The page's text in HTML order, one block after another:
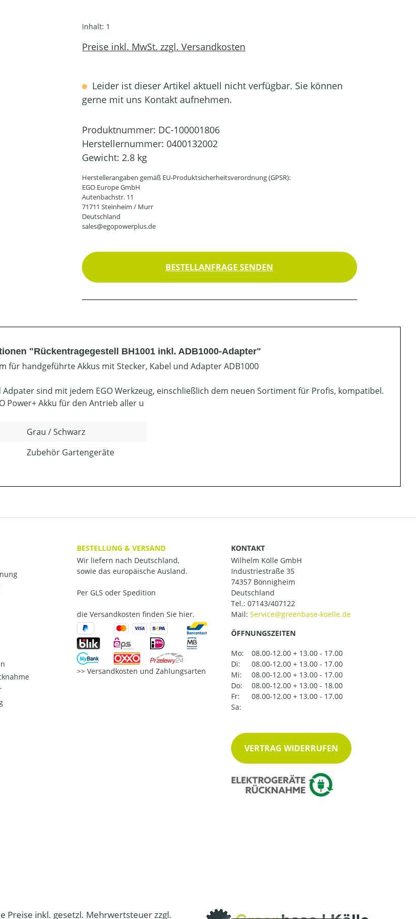
Inhalt: 1
Preise inkl. MwSt. zzgl. Versandkosten
Leider ist dieser Artikel aktuell nicht verfügbar. Sie können
gerne mit uns Kontakt aufnehmen.
Produktnummer: DC-100001806
Herstellernummer: 0400132002
Gewicht: 2.8 kg
Herstellerangaben gemäß EU-Produktsicherheitsverordnung (GPSR):
EGO Europe GmbH
Autenbachstr. 11
71711 Steinheim / Murr
Deutschland
sales@egopowerplus.de
BESTELLANFRAGE SENDEN
"Rückentragegestell BH1001 inkl. ADB1000-Adapter"
für handgeführte Akkus mit Stecker, Kabel und Adapter ADB1000
Adpater sind mit jedem EGO Werkzeug, einschließlich dem neuen Sortiment für Profis, kompatibel.
Power+ Akku für den Antrieb aller u
Grau / Schwarz
Zubehör Gartengeräte
BESTELLUNG & VERSAND
Wir liefern nach Deutschland,
sowie das europäische Ausland.
Per GLS oder Spedition
die Versandkosten finden Sie hier.
Versandkosten und Zahlungsarten
KONTAKT
Wilhelm Kölle GmbH
Industriestraße 35
74357 Bönnigheim
Deutschland
Tel.: 07143/407122
Mail:
ÖFFNUNGSZEITEN
Mo:
08.00-12.00 + 13.00 - 17.00
Di:
08.00-12.00 + 13.00 - 17.00
Mi:
08.00-12.00 + 13.00 - 17.00
Do:
08.00-12.00 + 13.00 - 18.00
Fr:
08.00-12.00 + 13.00 - 17.00
Sa:
VERTRAG WIDERRUFEN
Preise inkl. gesetzl. Mehrwertsteuer zzgl.